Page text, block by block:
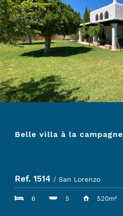
Belle villa à la campagne
Ref. 1514 / San Lorenzo
6 5 520m²